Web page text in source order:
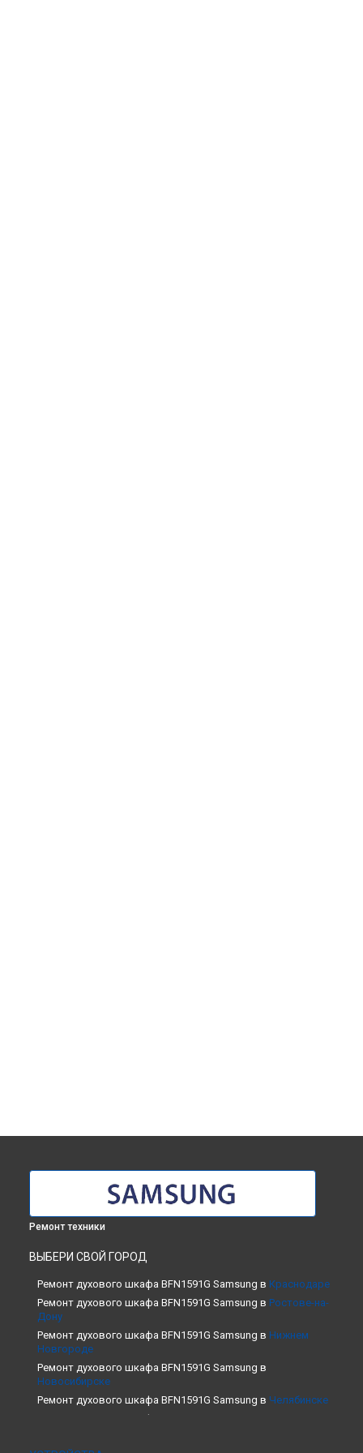
Ремонт техники
ВЫБЕРИ СВОЙ ГОРОД
Ремонт духового шкафа BFN1591G Samsung в Краснодаре
Ремонт духового шкафа BFN1591G Samsung в Ростове-на-
Дону
Ремонт духового шкафа BFN1591G Samsung в Нижнем
Новгороде
Ремонт духового шкафа BFN1591G Samsung в
Новосибирске
Ремонт духового шкафа BFN1591G Samsung в Челябинске
Ремонт духового шкафа BFN1591G Samsung в